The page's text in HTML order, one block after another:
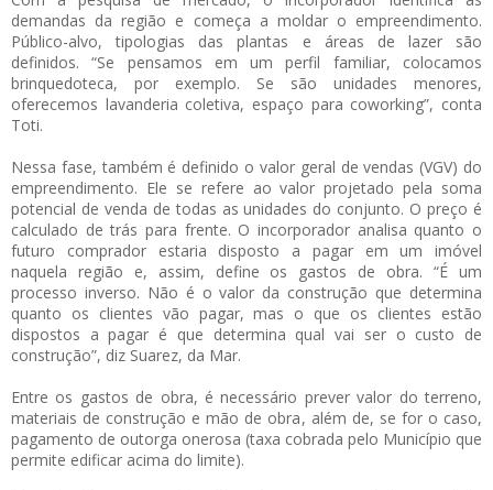
demandas da região e começa a moldar o empreendimento.
Público-alvo, tipologias das plantas e áreas de lazer são
definidos. “Se pensamos em um perfil familiar, colocamos
brinquedoteca, por exemplo. Se são unidades menores,
oferecemos lavanderia coletiva, espaço para coworking”, conta
Toti.
Nessa fase, também é definido o valor geral de vendas (VGV) do
empreendimento. Ele se refere ao valor projetado pela soma
potencial de venda de todas as unidades do conjunto. O preço é
calculado de trás para frente. O incorporador analisa quanto o
futuro comprador estaria disposto a pagar em um imóvel
naquela região e, assim, define os gastos de obra. “É um
processo inverso. Não é o valor da construção que determina
quanto os clientes vão pagar, mas o que os clientes estão
dispostos a pagar é que determina qual vai ser o custo de
construção”, diz Suarez, da Mar.
Entre os gastos de obra, é necessário prever valor do terreno,
materiais de construção e mão de obra, além de, se for o caso,
pagamento de outorga onerosa (taxa cobrada pelo Município que
permite edificar acima do limite).